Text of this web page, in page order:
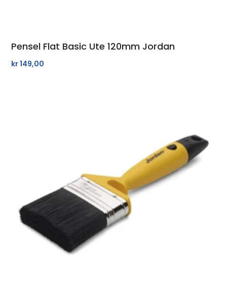
Pensel Flat Basic Ute 120mm Jordan
kr149,00